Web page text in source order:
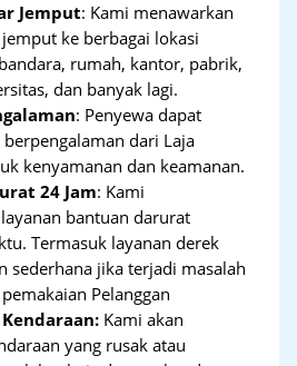
Jemput: Kami menawarkan
ke berbagai lokasi
rumah, kantor, pabrik,
dan banyak lagi.
: Penyewa dapat
dari Laja
kenyamanan dan keamanan.
24 Jam: Kami
bantuan darurat
Termasuk layanan derek
sederhana jika terjadi masalah
Pelanggan
Kami akan
yang rusak atau